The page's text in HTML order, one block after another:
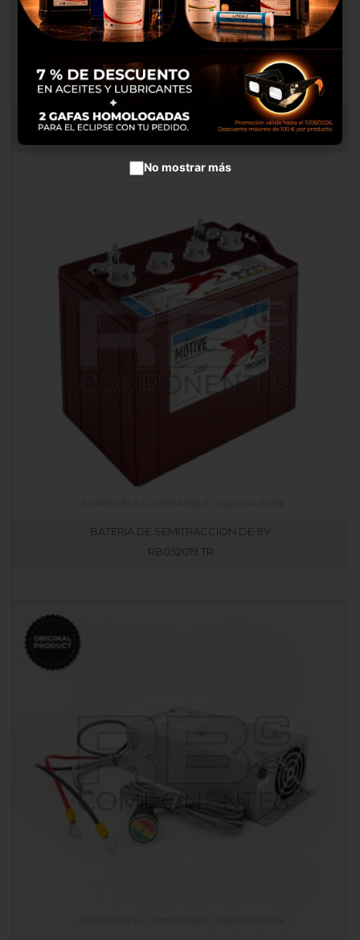
BORNE ATORNILLAR DIA 70 "+"
RB052910
BATERIA DE SEMITRACCION DE 8V
RB052019.TR
productos en anuncios
publicitarios.
Aceptar cookies
No mostrar más